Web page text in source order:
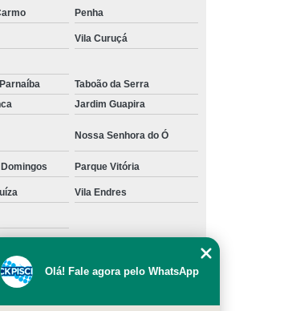
Azulejo
Penha
Vila Curuçá
Taboão da Serra
Jardim Guapira
Nossa Senhora do Ó
Parque Vitória
Vila Endres
– artigo 184 do Código Penal –
Olá! Fale agora pelo WhatsApp